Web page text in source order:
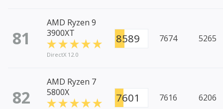
81
AMD Ryzen 9
3900XT
DirectX 12.0
8589 7674 5265
82
AMD Ryzen 7
5800X
7601 7616 6206